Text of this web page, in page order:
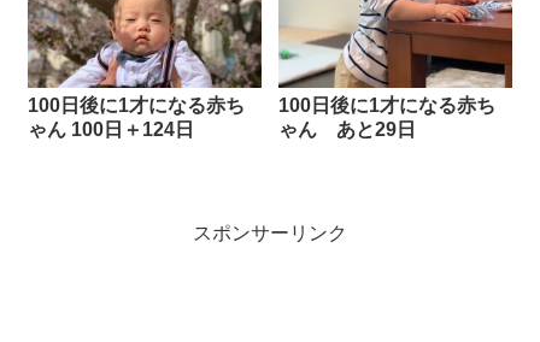
100日後に1才になる赤ち
ゃん 100日＋124日
100日後に1才になる赤ち
ゃん あと29日
スポンサーリンク